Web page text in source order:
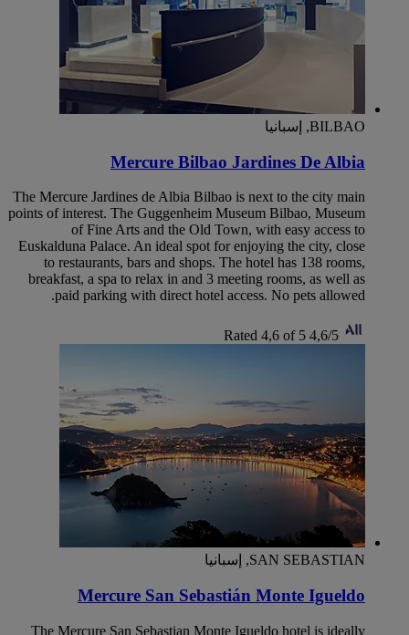
BILBAO, إسبانيا
Mercure Bilbao Jardines De Albia
The Mercure Jardines de Albia Bilbao is next to the city main
points of interest. The Guggenheim Museum Bilbao, Museum
of Fine Arts and the Old Town, with easy access to
Euskalduna Palace. An ideal spot for enjoying the city, close
to restaurants, bars and shops. The hotel has 138 rooms,
breakfast, a spa to relax in and 3 meeting rooms, as well as
paid parking with direct hotel access. No pets allowed.
4,6/5
Rated 4,6 of 5
SAN SEBASTIAN, إسبانيا
Mercure San Sebastián Monte Igueldo
The Mercure San Sebastian Monte Igueldo hotel is ideally